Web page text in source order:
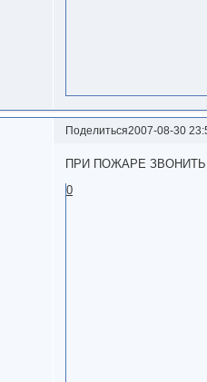
Поделиться2007-08-30
ПРИ ПОЖАРЕ ЗВОНИТЬ
0